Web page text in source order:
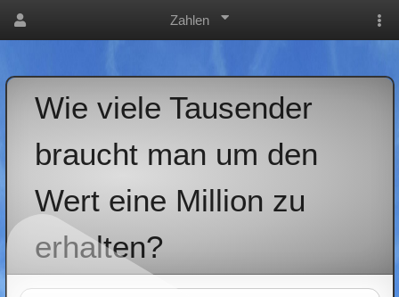
Zahlen
Wie viele Tausender
braucht man um den
Wert eine Million zu
erhalten?